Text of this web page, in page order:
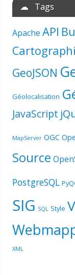
☁ Tags
Apache API
GeoJSON
Géolocalisation
JavaScript
MapServer OGC
Source
PostgreSQL
SIG SQL Style
XML